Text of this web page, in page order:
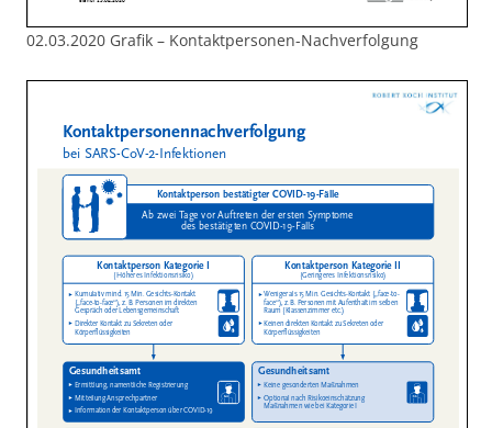
02.03.2020 Grafik – Kontaktpersonen-Nachverfolgung